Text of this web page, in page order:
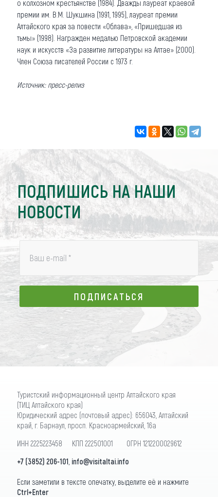
о колхозном крестьянстве (1984). Дважды лауреат краевой
премии им. В.М. Шукшина (1991, 1995), лауреат премии
Алтайского края за повести «Облава», «Пришедшая из
тьмы» (1998). Награжден медалью Петровской академии
наук и искусств «За развитие литературы на Алтае» (2000).
Член Союза писателей России с 1973 г.
Источник: пресс-релиз
ПОДПИШИСЬ НА НАШИ
НОВОСТИ
Ваш e-mail *
ПОДПИСАТЬСЯ
ПОДПИСАТЬСЯ
Туристский информационный центр Алтайского края
(ТИЦ Алтайского края)
Юридический адрес (почтовый адрес): 656043, Алтайский
край, г. Барнаул, просп. Красноармейский, 16а
ИНН 2225223458 КПП 222501001 ОГРН 1212200029612
+7 (3852) 206-101 info@visitaltai.info
Если заметили в тексте опечатку, выделите её и нажмите
Ctrl+Enter